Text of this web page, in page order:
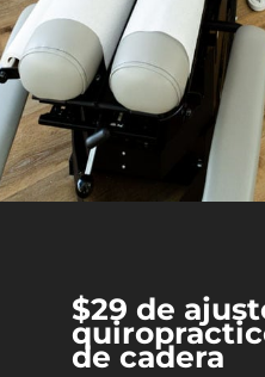
$29 de
de cadera